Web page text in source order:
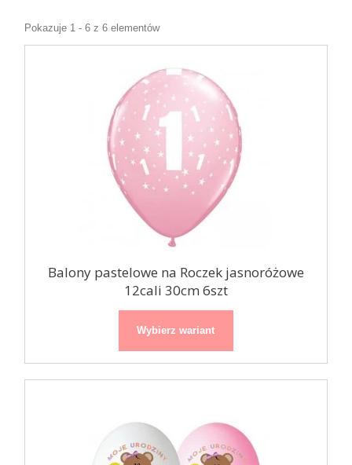
Pokazuje 1 - 6 z 6 elementów
Balony pastelowe na Roczek jasnoróżowe
12cali 30cm 6szt
Wybierz wariant